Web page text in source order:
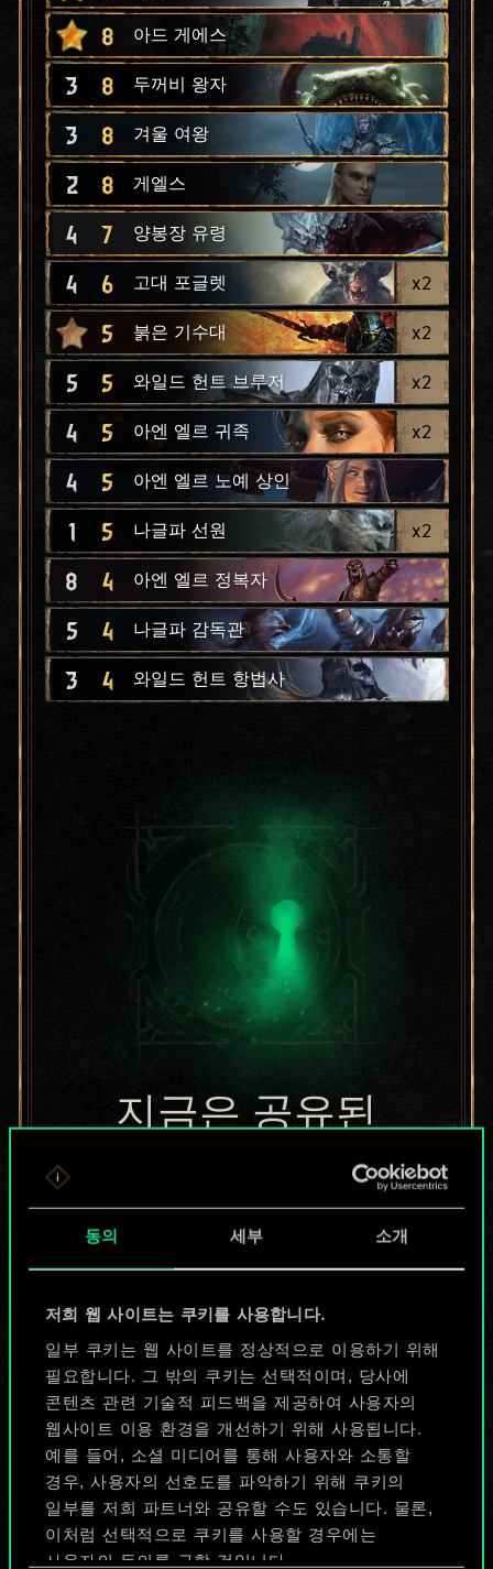
동의 세부 소개
저희 웹 사이트는 쿠키를 사용합니다.
일부 쿠키는 웹 사이트를 정상적으로 이용하기 위해
필요합니다. 그 밖의 쿠키는 선택적이며, 당사에
콘텐츠 관련 기술적 피드백을 제공하여 사용자의
웹사이트 이용 환경을 개선하기 위해 사용됩니다.
예를 들어, 소셜 미디어를 통해 사용자와 소통할
경우, 사용자의 선호도를 파악하기 위해 쿠키의
일부를 저희 파트너와 공유할 수도 있습니다. 물론,
이처럼 선택적으로 쿠키를 사용할 경우에는
사용자의 동의를 구할 것입니다.
8 아드 게에스
3 8 두꺼비 왕자
3 8 겨울 여왕
2 8 게엘스
4 7 양봉장 유령
4 6 고대 포글렛 x2
5 붉은 기수대 x2
5 5 와일드 헌트 브루저 x2
4 5 아엔 엘르 귀족 x2
4 5 아엔 엘르 노예 상인
1 5 나글파 선원 x2
8 4 아엔 엘르 정복자
5 4 나글파 감독관
3 4 와일드 헌트 항법사
지금은 공유된
카드들에 지나지
않지만
무궁무진한
가능성을 가지고
있습니다!
덱 이름 짓기 & 가이드 작성하기
덱 편집